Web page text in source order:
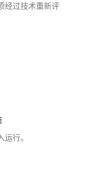
经过技术重新评
行。